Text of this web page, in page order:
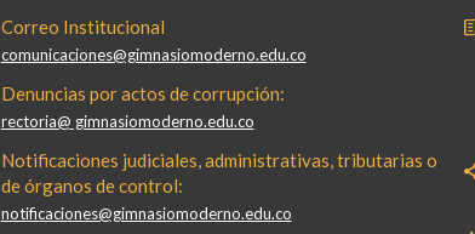
Correo Institucional
comunicaciones@gimnasiomoderno.edu.co
Denuncias por actos de corrupción:
rectoria@ gimnasiomoderno.edu.co
Notificaciones judiciales, administrativas, tributarias o
de órganos de control:
notificaciones@gimnasiomoderno.edu.co